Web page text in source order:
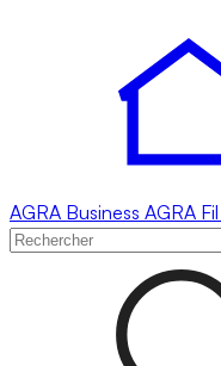
AGRA Business AGRA Fil